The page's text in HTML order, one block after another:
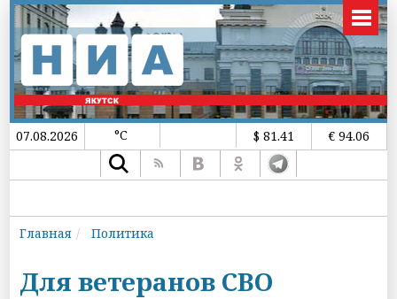
07.08.2026 °C $ 81.41 € 94.06
Главная Политика
Для ветеранов СВО